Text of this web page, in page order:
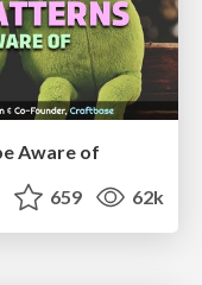
Aware of
659 62k